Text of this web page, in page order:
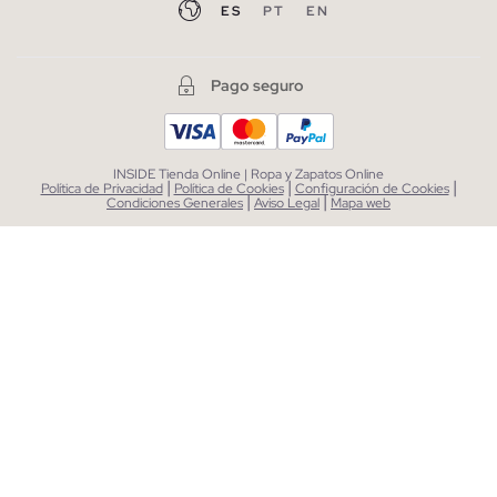
ES PT EN
Pago seguro
INSIDE Tienda Online | Ropa y Zapatos Online
Política de Privacidad | Política de Cookies| Configuración de Cookies |
Condiciones Generales|Aviso Legal| Mapa web